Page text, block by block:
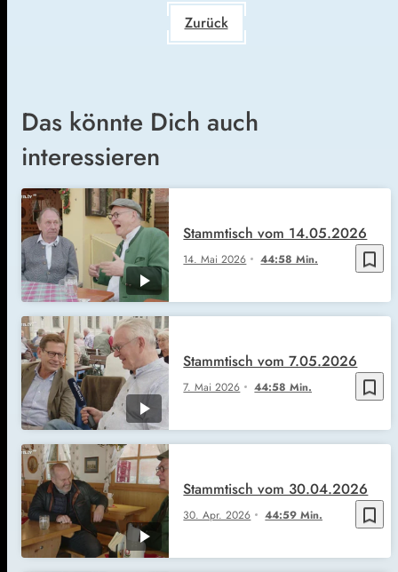
Zurück
Das könnte Dich auch
interessieren
bookmark_border
14. Mai 2026 44:58 Min.
Stammtisch vom 14.05.2026
bookmark_border
7. Mai 2026 44:58 Min.
Stammtisch vom 7.05.2026
bookmark_border
30. Apr. 2026 44:59 Min.
Stammtisch vom 30.04.2026